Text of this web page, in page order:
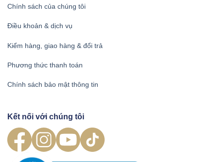
Chính sách của chúng tôi
Điều khoản & dịch vụ
Kiểm hàng, giao hàng & đổi trả
Phương thức thanh toán
Chính sách bảo mật thông tin
Kết nối với chúng tôi